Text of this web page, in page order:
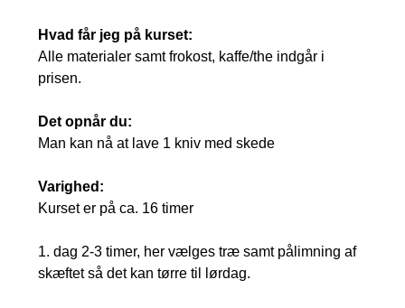
Hvad får jeg på kurset:
Alle materialer samt frokost, kaffe/the indgår i
prisen.
Det opnår du:
Man kan nå at lave 1 kniv med skede
Varighed:
Kurset er på ca. 16 timer
1. dag 2-3 timer, her vælges træ samt pålimning af
skæftet så det kan tørre til lørdag.